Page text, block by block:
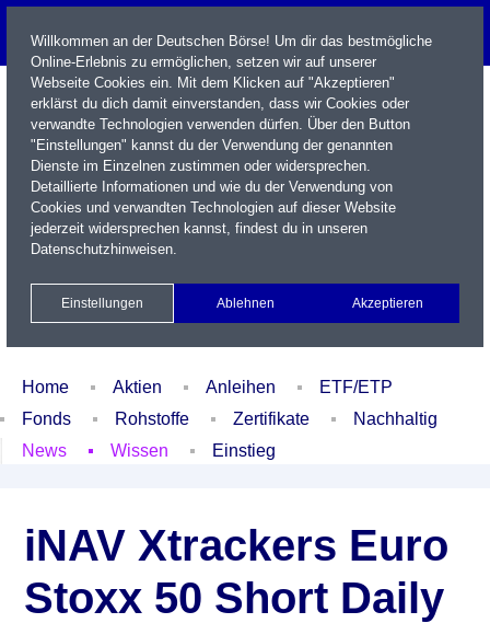
Name / WKN / ISIN / Kürzel
Xetra Realtime
Watchlist Portfolio Login
Home Aktien Anleihen
ETF/ETP
Fonds
Rohstoffe Zertifikate
Nachhaltig
News
Wissen Einstieg
iNAV Xtrackers Euro
Stoxx 50 Short Daily
Willkommen an der Deutschen Börse! Um dir das bestmögliche
Online-Erlebnis zu ermöglichen, setzen wir auf unserer
Webseite Cookies ein. Mit dem Klicken auf "Akzeptieren"
erklärst du dich damit einverstanden, dass wir Cookies oder
verwandte Technologien verwenden dürfen. Über den Button
"Einstellungen" kannst du der Verwendung der genannten
Dienste im Einzelnen zustimmen oder widersprechen.
Detaillierte Informationen und wie du der Verwendung von
Cookies und verwandten Technologien auf dieser Website
jederzeit widersprechen kannst, findest du in unseren
Datenschutzhinweisen.
Einstellungen Ablehnen Akzeptieren